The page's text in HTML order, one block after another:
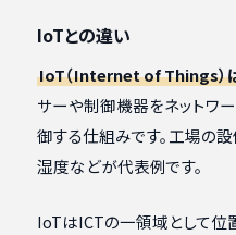
IoTとの違い
IoT（Internet of Things）
サーや制御機器をネットワ
御する仕組みです。工場の
湿度などが代表例です。
IoTはICTの一領域として位